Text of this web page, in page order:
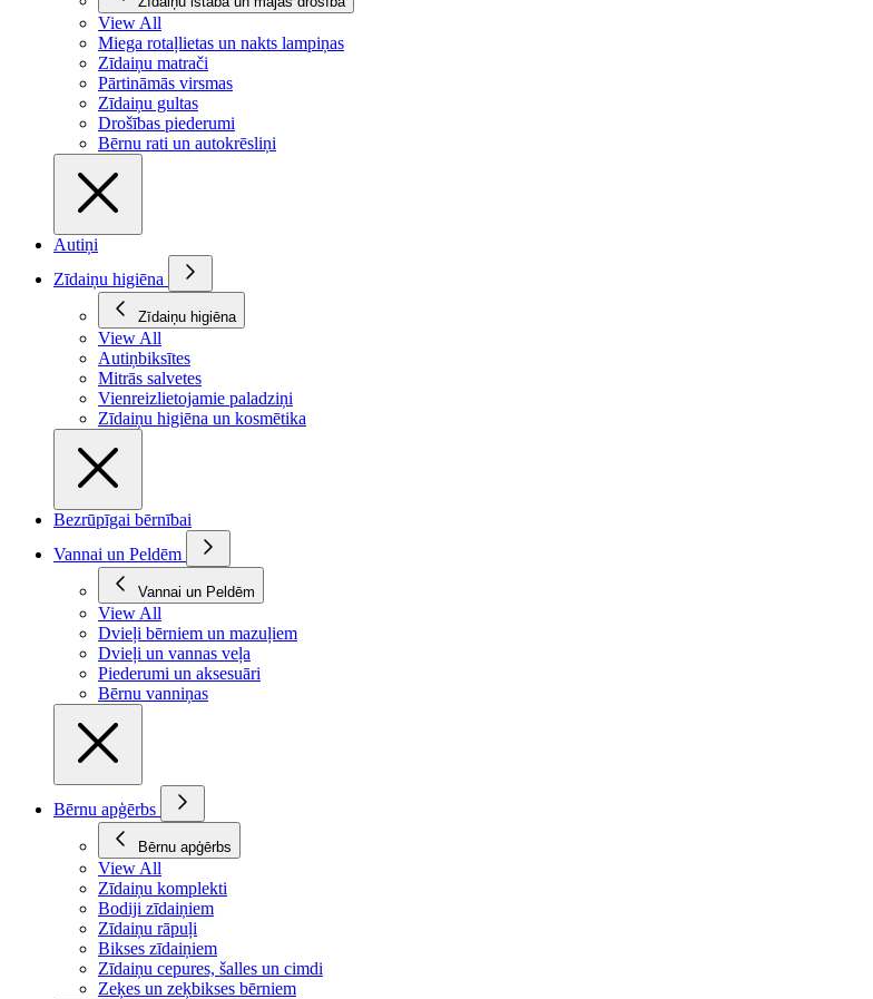
View All
Miega rotaļlietas un nakts lampiņas
Zīdaiņu matrači
Pārtināmās virsmas
Zīdaiņu gultas
Drošības piederumi
Bērnu rati un autokrēsliņi
Autiņi
Zīdaiņu higiēna
Zīdaiņu higiēna
View All
Autiņbiksītes
Mitrās salvetes
Vienreizlietojamie paladziņi
Zīdaiņu higiēna un kosmētika
Bezrūpīgai bērnībai
Vannai un Peldēm
Vannai un Peldēm
View All
Dvieļi bērniem un mazuļiem
Dvieļi un vannas veļa
Piederumi un aksesuāri
Bērnu vanniņas
Bērnu apģērbs
Bērnu apģērbs
View All
Zīdaiņu komplekti
Bodiji zīdaiņiem
Zīdaiņu rāpuļi
Bikses zīdaiņiem
Zīdaiņu cepures, šalles un cimdi
Zeķes un zeķbikses bērniem